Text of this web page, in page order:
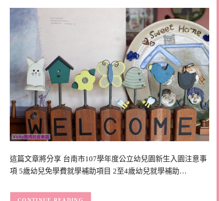
這篇文章將分享 台南市107學年度公立幼兒園新生入園注意事
項 5歲幼兒免學費就學補助項目 2至4歲幼兒就學補助…